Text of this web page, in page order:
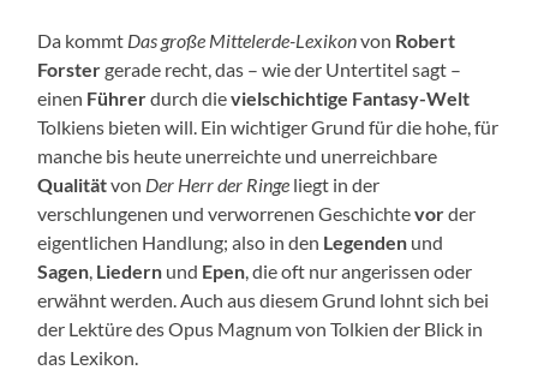
Da kommt Das große Mittelerde-Lexikonvon Robert
Forstergerade recht, das – wie der Untertitel sagt –
einen Führerdurch dievielschichtige Fantasy-Welt
Tolkiens bieten will. Ein wichtiger Grund für die hohe, für
manche bis heute unerreichte und unerreichbare
Qualitätvon Der Herr der Ringe liegt in der
verschlungenen und verworrenen Geschichtevorder
eigentlichen Handlung; also in den Legenden und
Sagen, Liedern und Epen, die oft nur angerissen oder
erwähnt werden. Auch aus diesem Grund lohnt sich bei
der Lektüre des Opus Magnum von Tolkien der Blick in
das Lexikon.